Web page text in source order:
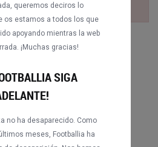
el partido.
queremos deciros lo
os estamos a todos los que
apoyando mientras la web
¡Muchas gracias!
SIGA
no ha desaparecido. Como
meses, Footballia ha